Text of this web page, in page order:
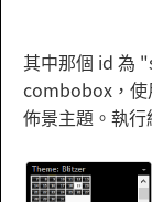
其中那個 id 為
combobox，使
佈景主題。執行